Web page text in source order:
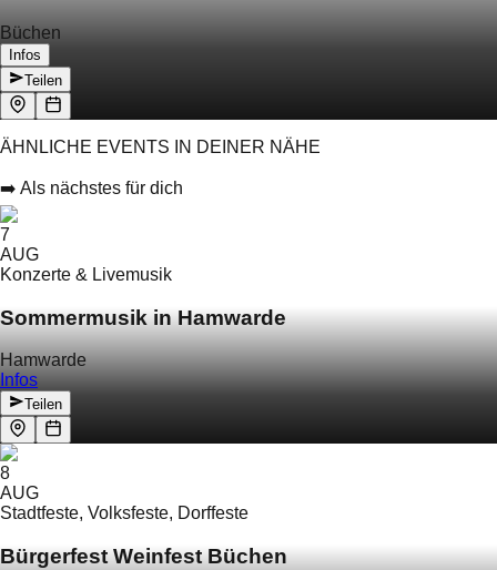
Büchen
Infos
Teilen
ÄHNLICHE EVENTS IN DEINER NÄHE
➡️ Als nächstes für dich
7
AUG
Konzerte & Livemusik
Sommermusik in Hamwarde
Hamwarde
Infos
Teilen
8
AUG
Stadtfeste, Volksfeste, Dorffeste
Bürgerfest Weinfest Büchen